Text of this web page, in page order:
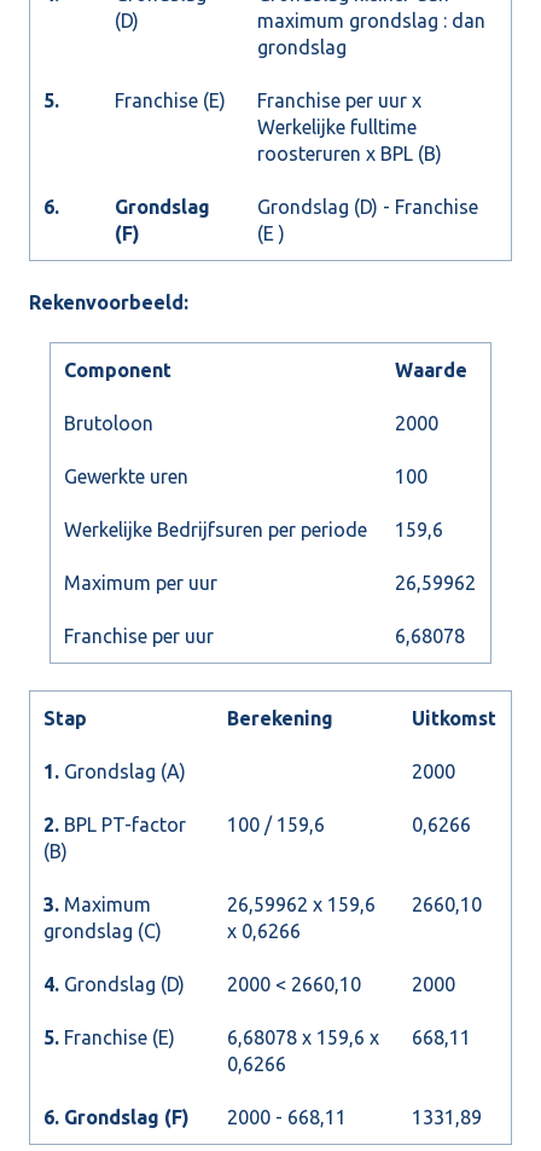
(D)
maximum grondslag : dan
grondslag
5. Franchise (E)
Franchise per uur x
Werkelijke fulltime
roosteruren x BPL (B)
6.
Grondslag
(F)
Grondslag (D) - Franchise
(E )
Rekenvoorbeeld:
Component Waarde
Brutoloon 2000
Gewerkte uren 100
Werkelijke Bedrijfsuren per periode 159,6
Maximum per uur 26,59962
Franchise per uur 6,68078
Stap Berekening Uitkomst
1. Grondslag (A) 2000
2. BPL PT-factor
(B)
100 / 159,6 0,6266
3. Maximum
grondslag (C)
26,59962 x 159,6
x 0,6266
2660,10
4. Grondslag (D) 2000 < 2660,10 2000
5. Franchise (E)
6,68078 x 159,6 x
0,6266
668,11
6. Grondslag (F) 2000 - 668,11 1331,89